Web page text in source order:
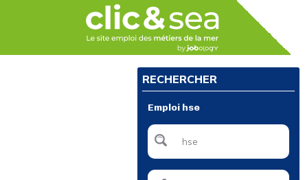
RECHERCHER
Emploi hse